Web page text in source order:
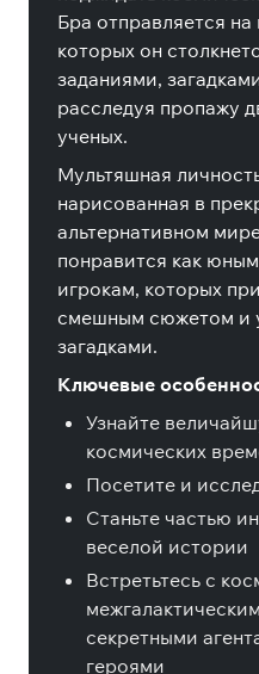
Бра отправляется
которых он
заданиями,
расследуя пропажу
ученых.
Мультяшная
нарисованная в
альтернативном
понравится как
игрокам, которых
смешным сюжетом и
загадками.
Ключевые
Узнайте
космических
Посетите и
Станьте частью
веселой истории
Встретьтесь с
секретными
героями